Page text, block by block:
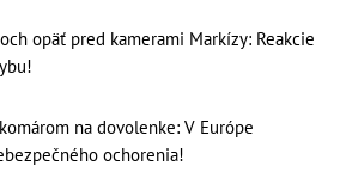
opäť pred kamerami Markízy: Reakcie
na dovolenke: V Európe
ochorenia!